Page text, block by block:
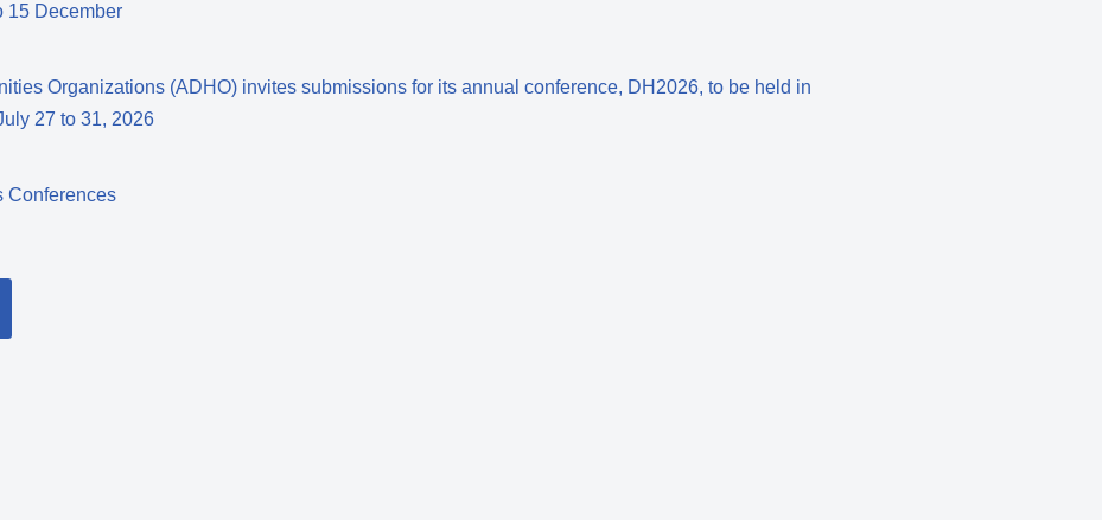
15 December
Organizations (ADHO) invites submissions for its annual conference, DH2026, to be held in
27 to 31, 2026
Conferences